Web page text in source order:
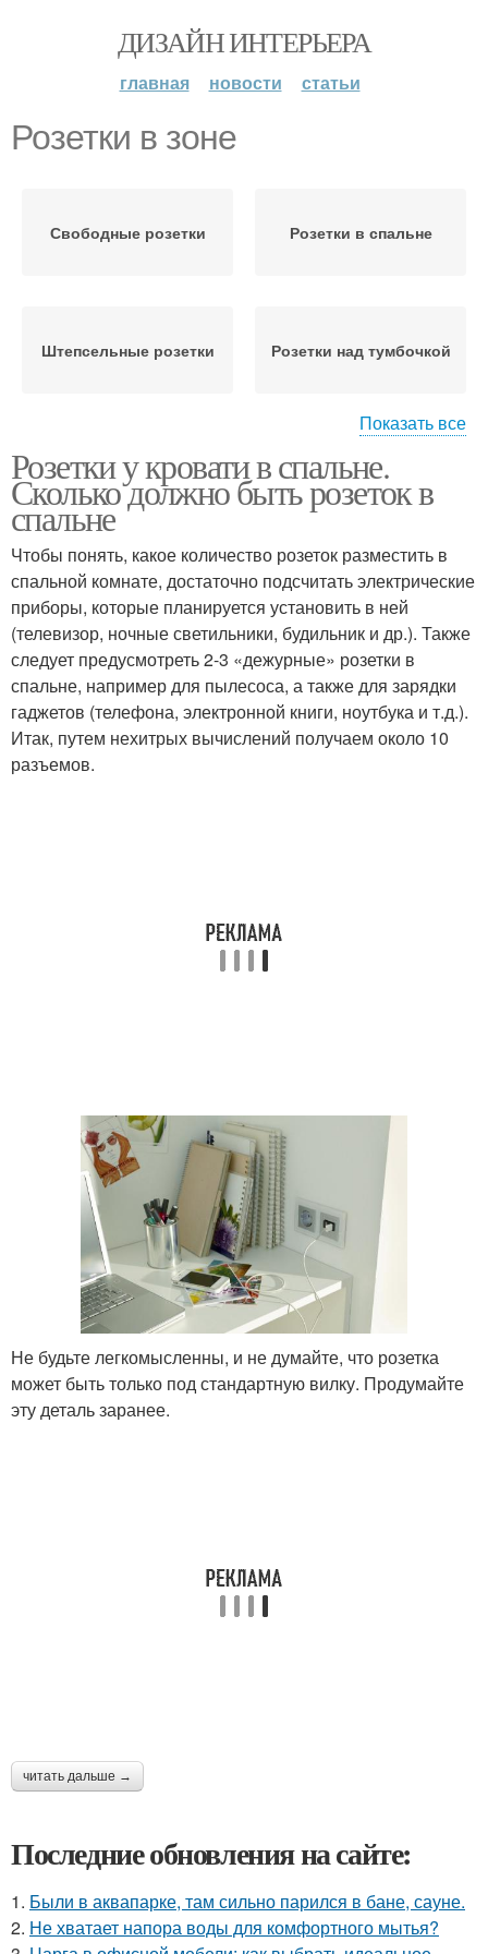
ДИЗАЙН ИНТЕРЬЕРА
главная новости статьи
Розетки в зоне
Свободные розетки Розетки в спальне
Штепсельные розетки Розетки над тумбочкой
Электрические розетки Розетки в квартире
Показать все
Розетки у кровати в спальне.
Сколько должно быть розеток в
спальне
Чтобы понять, какое количество розеток разместить в
спальной комнате, достаточно подсчитать электрические
приборы, которые планируется установить в ней
(телевизор, ночные светильники, будильник и др.). Также
следует предусмотреть 2-3 «дежурные» розетки в
спальне, например для пылесоса, а также для зарядки
гаджетов (телефона, электронной книги, ноутбука и т.д.).
Итак, путем нехитрых вычислений получаем около 10
разъемов.
Не будьте легкомысленны, и не думайте, что розетка
может быть только под стандартную вилку. Продумайте
эту деталь заранее.
читать дальше →
Последние обновления на сайте:
1. Были в аквапарке, там сильно парился в бане, сауне.
2. Не хватает напора воды для комфортного мытья?